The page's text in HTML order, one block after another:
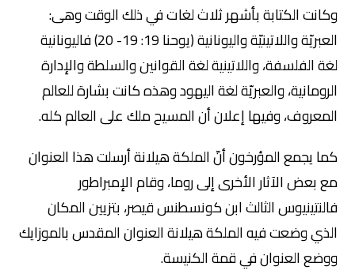
وكانت الكتابة بأشهر ثلاث لغات في ذلك الوقت وهى:
العبريّة واللاتينيّة واليونانية (يوحنا 19: 19- 20) فاليونانية
لغة الفلسفة، واللاتينية لغة القوانين والسلطة والإدارة
الرومانية، والعبريّة لغة اليهود وهذه كانت بشارة للعالم
المعروف، وفيها إعلان أن المسيح ملك على العالم كله.
كما يجمع المؤرخون أنّ الملكة هيلانة أرسلت هذا العنوان
مع بعض الآثار الأخرى إلى روما، وقام الإمبراطور
فالنتينيوس الثالث ابن كونسطنس قيصر، بتزيين المكان
الذي وضعت فيه الملكة هيلانة العنوان المقدس بالموزايك
ووضع العنوان في قمة الكنيسة.